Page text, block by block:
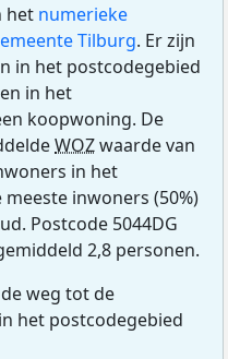
het numerieke
Tilburg. Er zijn
in het postcodegebied
in het
koopwoning. De
WOZwaarde van
in het
inwoners (50%)
Postcode 5044DG
2,8 personen.
weg tot de
het postcodegebied